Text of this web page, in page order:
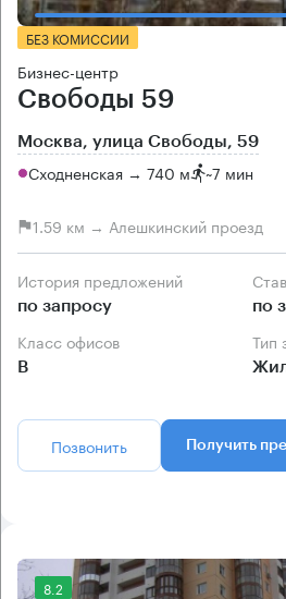
БЕЗ КОМИССИИ
Бизнес-центр
Свободы 59
Москва, улица Свободы, 59
Сходненская → 740 м ~7 мин
1.59 км → Алешкинский проезд
История предложений
по запросу по
Класс офисов
B
Позвонить Получить
8.2